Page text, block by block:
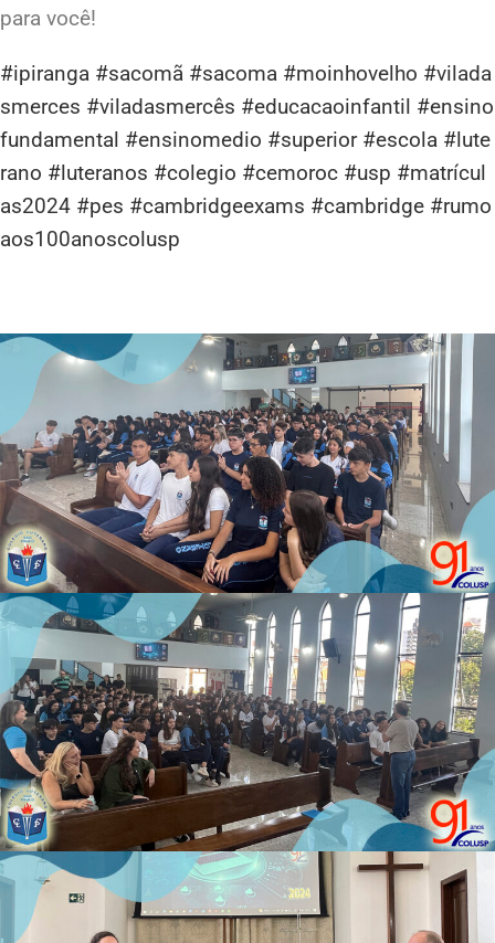
para você!
#ipiranga #sacomã #sacoma #moinhovelho #vilada
smerces #viladasmercês #educacaoinfantil #ensino
fundamental #ensinomedio #superior #escola #lute
rano #luteranos #colegio #cemoroc #usp #matrícul
as2024 #pes #cambridgeexams #cambridge #rumo
aos100anoscolusp